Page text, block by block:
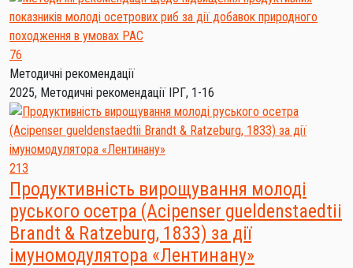
76
Методичні рекомендації
2025, Методичні рекомендації ІРГ, 1-16
213
Продуктивність вирощування молоді
руського осетра (Acipenser gueldenstaedtii
Brandt & Ratzeburg, 1833) за дії
імуномодулятора «Лентинану»